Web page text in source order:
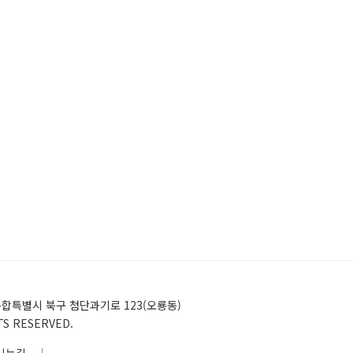
별시 북구 첨단과기로 123(오룡동)
RESERVED.